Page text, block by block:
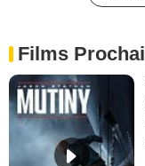
Films